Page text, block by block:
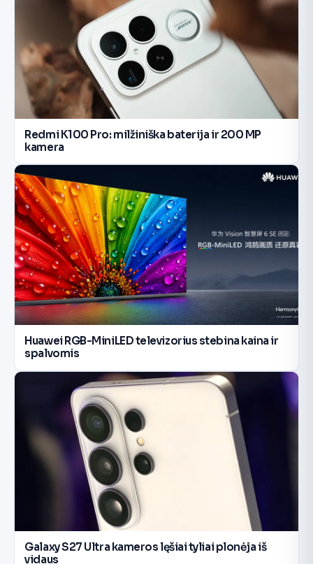
Redmi K100 Pro: milžiniška baterija ir 200 MP
kamera
Huawei RGB-MiniLED televizorius stebina kaina ir
spalvomis
Galaxy S27 Ultra kameros lęšiai tyliai plonėja iš
vidaus